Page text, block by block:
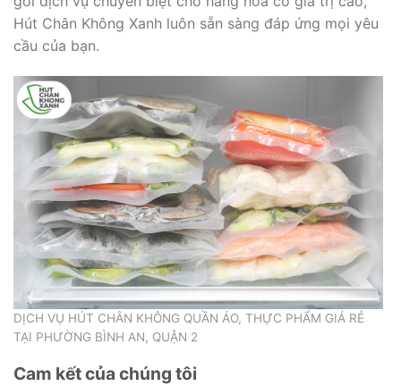
Hút Chân Không Xanh luôn sẵn sàng đáp ứng mọi yêu
cầu của bạn.
DỊCH VỤ HÚT CHÂN KHÔNG QUẦN ÁO, THỰC PHẨM GIÁ RẺ
TẠI PHƯỜNG BÌNH AN, QUẬN 2
Cam kết của chúng tôi